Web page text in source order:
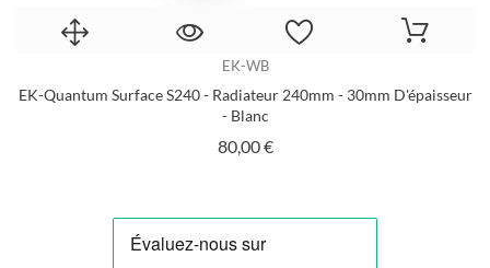
EK-WB
EK-Quantum Surface S240 - Radiateur 240mm - 30mm D'épaisseur
- Blanc
80,00 €Prix